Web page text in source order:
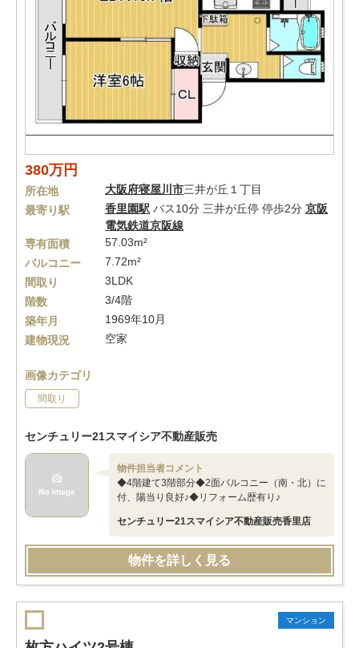
380万円
所在地 大阪府寝屋川市三井が丘１丁目
最寄り駅
香里園駅 バス10分 三井が丘停 停歩2分 京阪
電気鉄道京阪線
専有面積
57.03m²
バルコニー
7.72m²
間取り
3LDK
階数
3/4階
築年月
1969年10月
建物現況
空家
画像カテゴリ
間取り
センチュリー21スマイシア不動産販売
物件担当者コメント
◆4階建て3階部分◆2面バルコニー（南・北）に
付、陽当り良好♪◆リフォーム歴有り♪
センチュリー21スマイシア不動産販売香里店
物件を詳しく見る
マンション